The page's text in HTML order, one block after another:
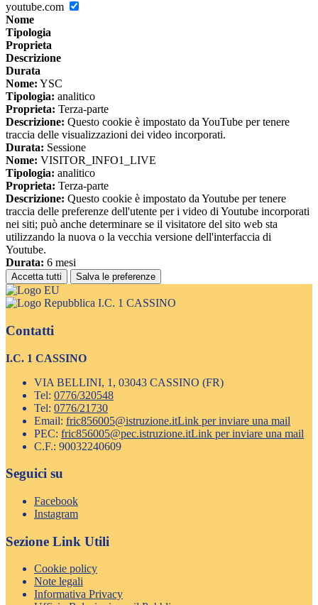
youtube.com
Nome
Tipologia
Proprieta
Descrizione
Durata
Nome: YSC
Tipologia: analitico
Proprieta: Terza-parte
Descrizione: Questo cookie è impostato da YouTube per tenere
traccia delle visualizzazioni dei video incorporati.
Durata: Sessione
Nome: VISITOR_INFO1_LIVE
Tipologia: analitico
Proprieta: Terza-parte
Descrizione: Questo cookie è impostato da Youtube per tenere
traccia delle preferenze dell'utente per i video di Youtube incorporati
nei siti; può anche determinare se il visitatore del sito web sta
utilizzando la nuova o la vecchia versione dell'interfaccia di
Youtube.
Durata: 6 mesi
Accetta tutti Salva le preferenze
I.C. 1 CASSINO
Contatti
I.C. 1 CASSINO
VIA BELLINI, 1, 03043 CASSINO (FR)
Tel: 0776/320548
Tel: 0776/21730
Email: fric856005@istruzione.itLink per inviare una mail
PEC: fric856005@pec.istruzione.itLink per inviare una mail
C.F.: 90032240609
Seguici su
Facebook
Instagram
Sezione Link Utili
Cookie policy
Note legali
Informativa Privacy